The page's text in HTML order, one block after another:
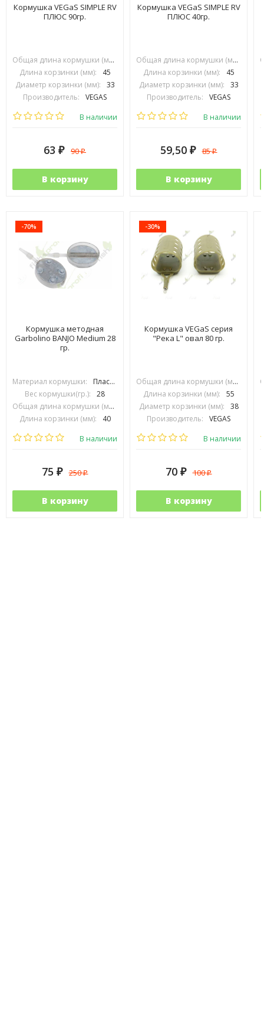
Кормушка VEGaS SIMPLE RV
ПЛЮС 90гр.
Общая длина кормушки (мм):
Длина корзинки (мм):
45
Диаметр корзинки (мм):
33
Производитель:
VEGAS
В наличии
63 ₽ 90₽
В корзину
Кормушка VEGaS SIMPLE RV
ПЛЮС 40гр.
Общая длина кормушки (мм):
Длина корзинки (мм):
45
Диаметр корзинки (мм):
33
Производитель:
VEGAS
В наличии
59,50 ₽ 85₽
В корзину
-70%
Кормушка методная
Garbolino BANJO Medium 28
гр.
Материал кормушки:
Пластик
Вес кормушки(гр.):
28
Общая длина кормушки (мм):
Длина корзинки (мм):
40
Диаметр корзинки (мм):
В наличии
75 ₽ 250₽
В корзину
-30%
Кормушка VEGaS серия
"Река L" овал 80 гр.
Общая длина кормушки (мм):
Длина корзинки (мм):
55
Диаметр корзинки (мм):
38
Производитель:
VEGAS
В наличии
70 ₽ 100₽
В корзину